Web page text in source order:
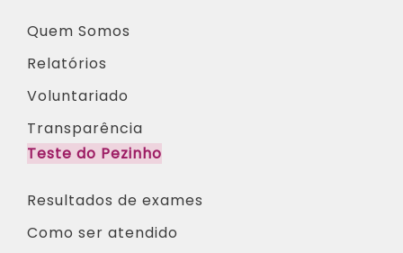
Quem Somos
Relatórios
Voluntariado
Transparência
Teste do Pezinho
Resultados de exames
Como ser atendido